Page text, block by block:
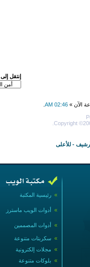
إنتقل إلى
الآن » 02:46 AM
Copyright
- للأعلى
» رئيسية المكتبة
» أدوات الويب ماسترز
» أدوات المصممين
» سكربتات متنوعة
» مجلات إلكترونية
» بلوكات متنوعة